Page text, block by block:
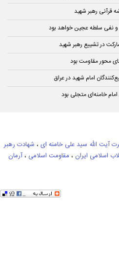
قرآنی رهبر شهید
و نفی سلطه عجین خواهد بود
در تشییع رهبر شهید
محور مقاومت بود
امام شهید در عراق
خامنه‌ای متجلی بود
آیت الله سید علی خامنه ای ، شهادت رهبر
اسلامی ایران ، مقاومت اسلامی ، آرمان